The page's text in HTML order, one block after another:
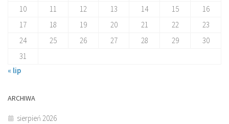
10
11 12 13 14 15
16
17
18 19 20 21 22
23
24
25 26 27 28 29
30
31
« lip
ARCHIWA
sierpień 2026